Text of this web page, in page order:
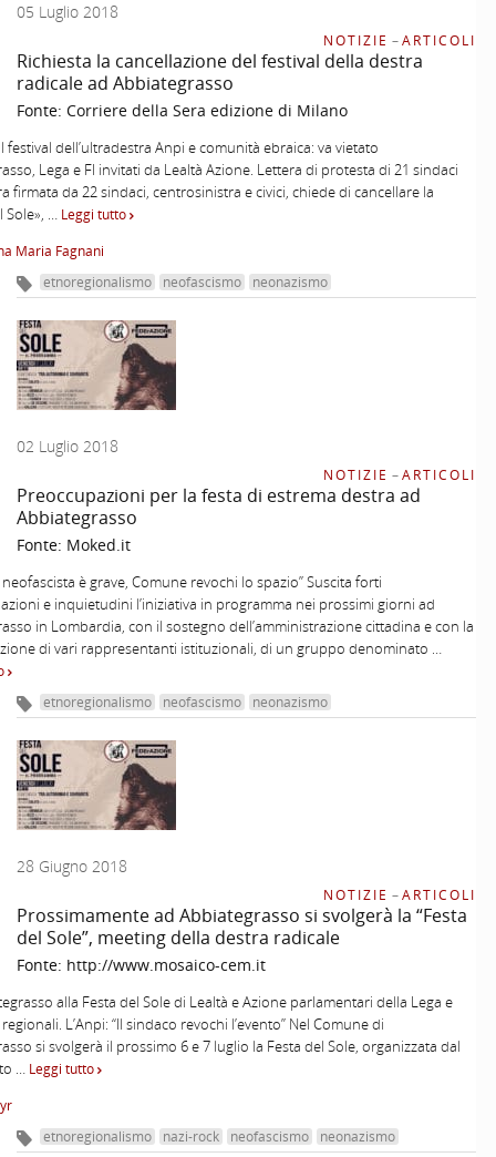
05 Luglio 2018
NOTIZIE –ARTICOLI
Richiesta la cancellazione del festival della destra
radicale ad Abbiategrasso
Fonte: Corriere della Sera edizione di Milano
festival dell’ultradestra Anpi e comunità ebraica: va vietato
Lega e FI invitati da Lealtà Azione. Lettera di protesta di 21 sindaci
firmata da 22 sindaci, centrosinistra e civici, chiede di cancellare la
Sole», … Leggi tutto
Maria Fagnani
etnoregionalismo neofascismo neonazismo
02 Luglio 2018
NOTIZIE –ARTICOLI
Preoccupazioni per la festa di estrema destra ad
Abbiategrasso
Fonte: Moked.it
neofascista è grave, Comune revochi lo spazio” Suscita forti
e inquietudini l’iniziativa in programma nei prossimi giorni ad
in Lombardia, con il sostegno dell’amministrazione cittadina e con la
di vari rappresentanti istituzionali, di un gruppo denominato …
etnoregionalismo neofascismo neonazismo
28 Giugno 2018
NOTIZIE –ARTICOLI
Prossimamente ad Abbiategrasso si svolgerà la “Festa
del Sole”, meeting della destra radicale
Fonte: http://www.mosaico-cem.it
alla Festa del Sole di Lealtà e Azione parlamentari della Lega e
L’Anpi: “Il sindaco revochi l’evento” Nel Comune di
si svolgerà il prossimo 6 e 7 luglio la Festa del Sole, organizzata dal
… Leggi tutto
etnoregionalismo nazi-rock neofascismo neonazismo